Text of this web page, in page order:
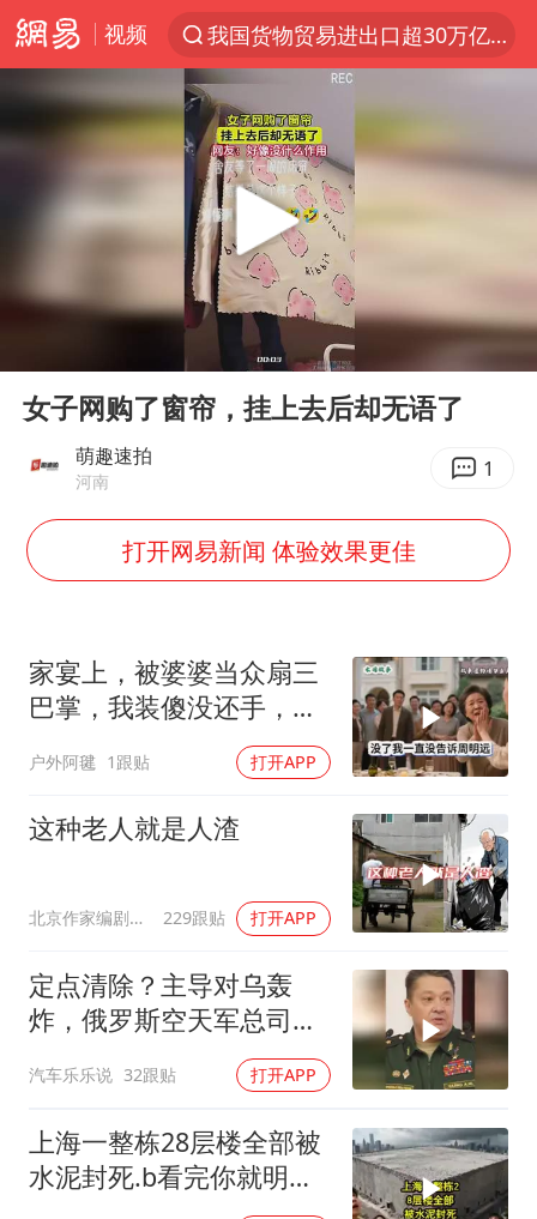
视频
我国货物贸易进出口超30万亿元
河南撤回“领导带薪错峰休假”通知
A股三大股指收涨
宇树科技中一签需缴款7.54万元
国防部：中国军队坚决反制任何闹海挑衅图谋
台湾海峡南口北上船舶实施交通管制
瑞众保险员工爆料公司违规行为
向鹏0-3不敌张本智和
命案逃犯躲进深山21年活得像野人
Meta重新支棱起来了吗
东方之约 相约未来
Play
00:11
女子网购了窗帘，挂上去后却无语了
萌趣速拍
河南 1
打开网易新闻 体验效果更佳
家宴上，被婆婆当众扇三
巴掌，我装傻没还手，悄
悄卖别墅搬家，8天后丈
夫全家10人被新户主请出
家门
户外阿毽 1跟贴 打开APP
这种老人就是人渣
北京作家编剧肥猪满圈 229跟贴 打开APP
定点清除？主导对乌轰
炸，俄罗斯空天军总司令
疑在莫斯科最贵餐厅被炸
身亡！
汽车乐乐说 32跟贴 打开APP
上海一整栋28层楼全部被
水泥封死.b看完你就明白